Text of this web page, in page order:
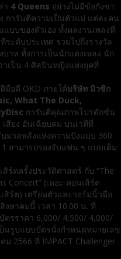
า 4 Queens อย่างไม่มีข้อกังขา
การันตีความเป็นตัวแม่ แต่ละคน
บของตัวเอง ทั้งผลงานเพลงที่
ระดับประเทศ รวมไปถึงรางวัล
าท ทั้งการเป็นนักแต่งเพลง นัก
าเป็น 4 ศิลปินหญิงแห่งยุคที่
มือดี OKD ภายใต้บริษัท มิวซิก
What The Duck,
การันตีคุณภาพโปรดักชั่น
สียง อันเฉียบคม บนเวทีที่
มวลพลังแห่งความปังแบบ 360
สามารถรองรับแฟน ๆ แบบเต็ม
ร์ตครั้งประวัติศาสตร์ กับ “The
Concert” (เดอะ คอนเสิร์ต
ร์ต) เตรียมตัวและวอร์มนิ้วมือ
หาคมนี้ เวลา 10.00 น. ที่
รราคา 6,000/ 4,500/ 4,000/
นรูปแบบบัตรนั่งกำหนดหมายเลข
2566 ที่ IMPACT Challenger